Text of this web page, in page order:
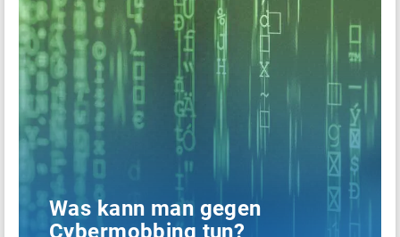
Was kann man gegen
Cybermobbing tun?